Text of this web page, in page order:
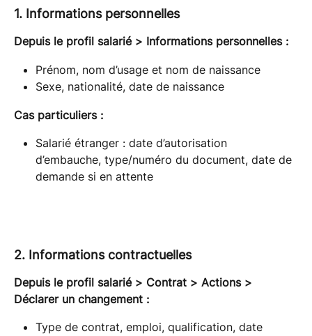
1. Informations personnelles
Depuis le profil salarié > Informations personnelles :
Prénom, nom d’usage et nom de naissance
Sexe, nationalité, date de naissance
Cas particuliers :
Salarié étranger : date d’autorisation
d’embauche, type/numéro du document, date de
demande si en attente
2. Informations contractuelles
Depuis le profil salarié > Contrat > Actions >
Déclarer un changement :
Type de contrat, emploi, qualification, date